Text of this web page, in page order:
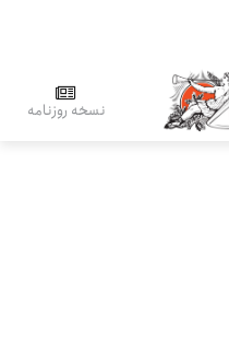
نسخه روزنامه